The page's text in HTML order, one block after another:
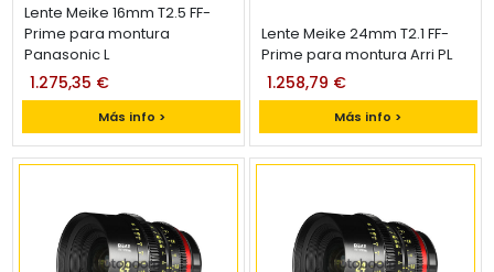
Lente Meike 16mm T2.5 FF-
Prime para montura
Panasonic L
Más info >
1.275,35 €
Lente Meike 24mm T2.1 FF-
Prime para montura Arri PL
Más info >
1.258,79 €